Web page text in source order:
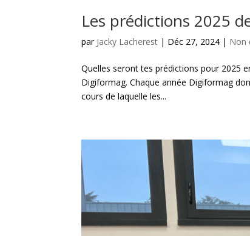
Les prédictions 2025
par Jacky Lacherest | Déc 27, 2024 | Non
Quelles seront tes prédictions pour 2025
Digiformag. Chaque année Digiformag
cours de laquelle les...